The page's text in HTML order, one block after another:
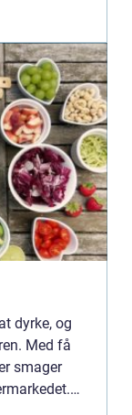
dyrke, og
Med få
smager